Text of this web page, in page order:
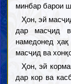
минбар барои
Ҳон, эй
дар масҷид
намедонед
масҷид ва
Ҳон, эй
дар кор ва